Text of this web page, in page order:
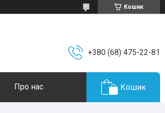
Кошик
+380 (68) 475-22-81
Про нас Кошик